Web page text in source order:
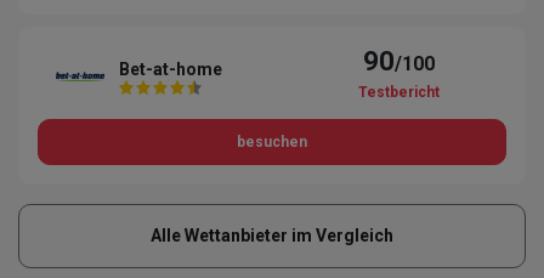
Bet-at-home 90/100
Testbericht
besuchen
Alle Wettanbieter im Vergleich